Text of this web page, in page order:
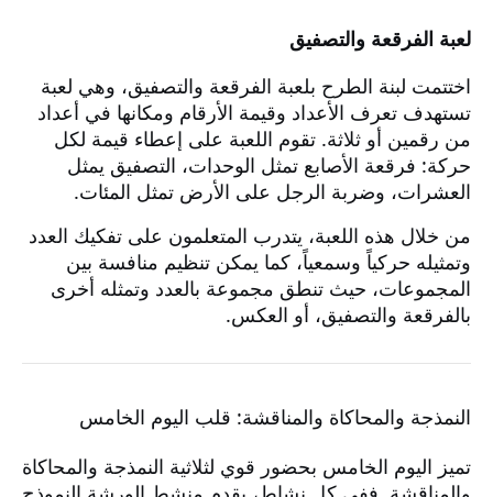
لعبة الفرقعة والتصفيق
اختتمت لبنة الطرح بلعبة الفرقعة والتصفيق، وهي لعبة
تستهدف تعرف الأعداد وقيمة الأرقام ومكانها في أعداد
من رقمين أو ثلاثة. تقوم اللعبة على إعطاء قيمة لكل
حركة: فرقعة الأصابع تمثل الوحدات، التصفيق يمثل
العشرات، وضربة الرجل على الأرض تمثل المئات.
من خلال هذه اللعبة، يتدرب المتعلمون على تفكيك العدد
وتمثيله حركياً وسمعياً، كما يمكن تنظيم منافسة بين
المجموعات، حيث تنطق مجموعة بالعدد وتمثله أخرى
بالفرقعة والتصفيق، أو العكس.
النمذجة والمحاكاة والمناقشة: قلب اليوم الخامس
تميز اليوم الخامس بحضور قوي لثلاثية النمذجة والمحاكاة